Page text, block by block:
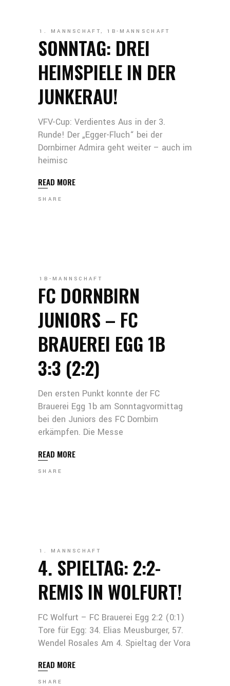
1. MANNSCHAFT, 1B-MANNSCHAFT
SONNTAG: DREI
HEIMSPIELE IN DER
JUNKERAU!
VFV-Cup: Verdientes Aus in der 3.
Runde! Der „Egger-Fluch“ bei der
Dornbirner Admira geht weiter – auch im
heimisc
READ MORE
SHARE
1B-MANNSCHAFT
FC DORNBIRN
JUNIORS – FC
BRAUEREI EGG 1B
3:3 (2:2)
Den ersten Punkt konnte der FC
Brauerei Egg 1b am Sonntagvormittag
bei den Juniors des FC Dornbirn
erkämpfen. Die Messe
READ MORE
SHARE
1. MANNSCHAFT
4. SPIELTAG: 2:2-
REMIS IN WOLFURT!
FC Wolfurt – FC Brauerei Egg 2:2 (0:1)
Tore für Egg: 34. Elias Meusburger, 57.
Wendel Rosales Am 4. Spieltag der Vora
READ MORE
SHARE